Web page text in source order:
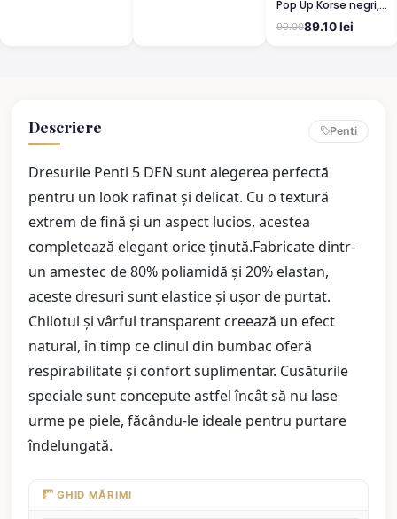
Pop Up Korse negri,
semi lucioși
99.0089.10 lei
Descriere Penti
Dresurile Penti 5 DEN sunt alegerea perfectă
pentru un look rafinat și delicat. Cu o textură
extrem de fină și un aspect lucios, acestea
completează elegant orice ținută.Fabricate dintr-
un amestec de 80% poliamidă și 20% elastan,
aceste dresuri sunt elastice și ușor de purtat.
Chilotul și vârful transparent creează un efect
natural, în timp ce clinul din bumbac oferă
respirabilitate și confort suplimentar. Cusăturile
speciale sunt concepute astfel încât să nu lase
urme pe piele, făcându-le ideale pentru purtare
îndelungată.
GHID MĂRIMI